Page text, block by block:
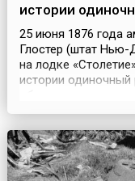
истории
25 июня 1876 года
Глостер (штат
на лодке
истории одиночный
провозглашения
готовился полгода
усовершенст...